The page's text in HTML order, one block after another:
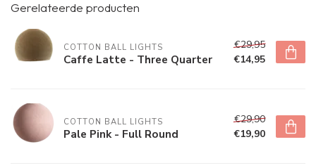
Gerelateerde producten
COTTON BALL LIGHTS
Caffe Latte - Three Quarter
€29,95
€14,95
COTTON BALL LIGHTS
Pale Pink - Full Round
€29,90
€19,90